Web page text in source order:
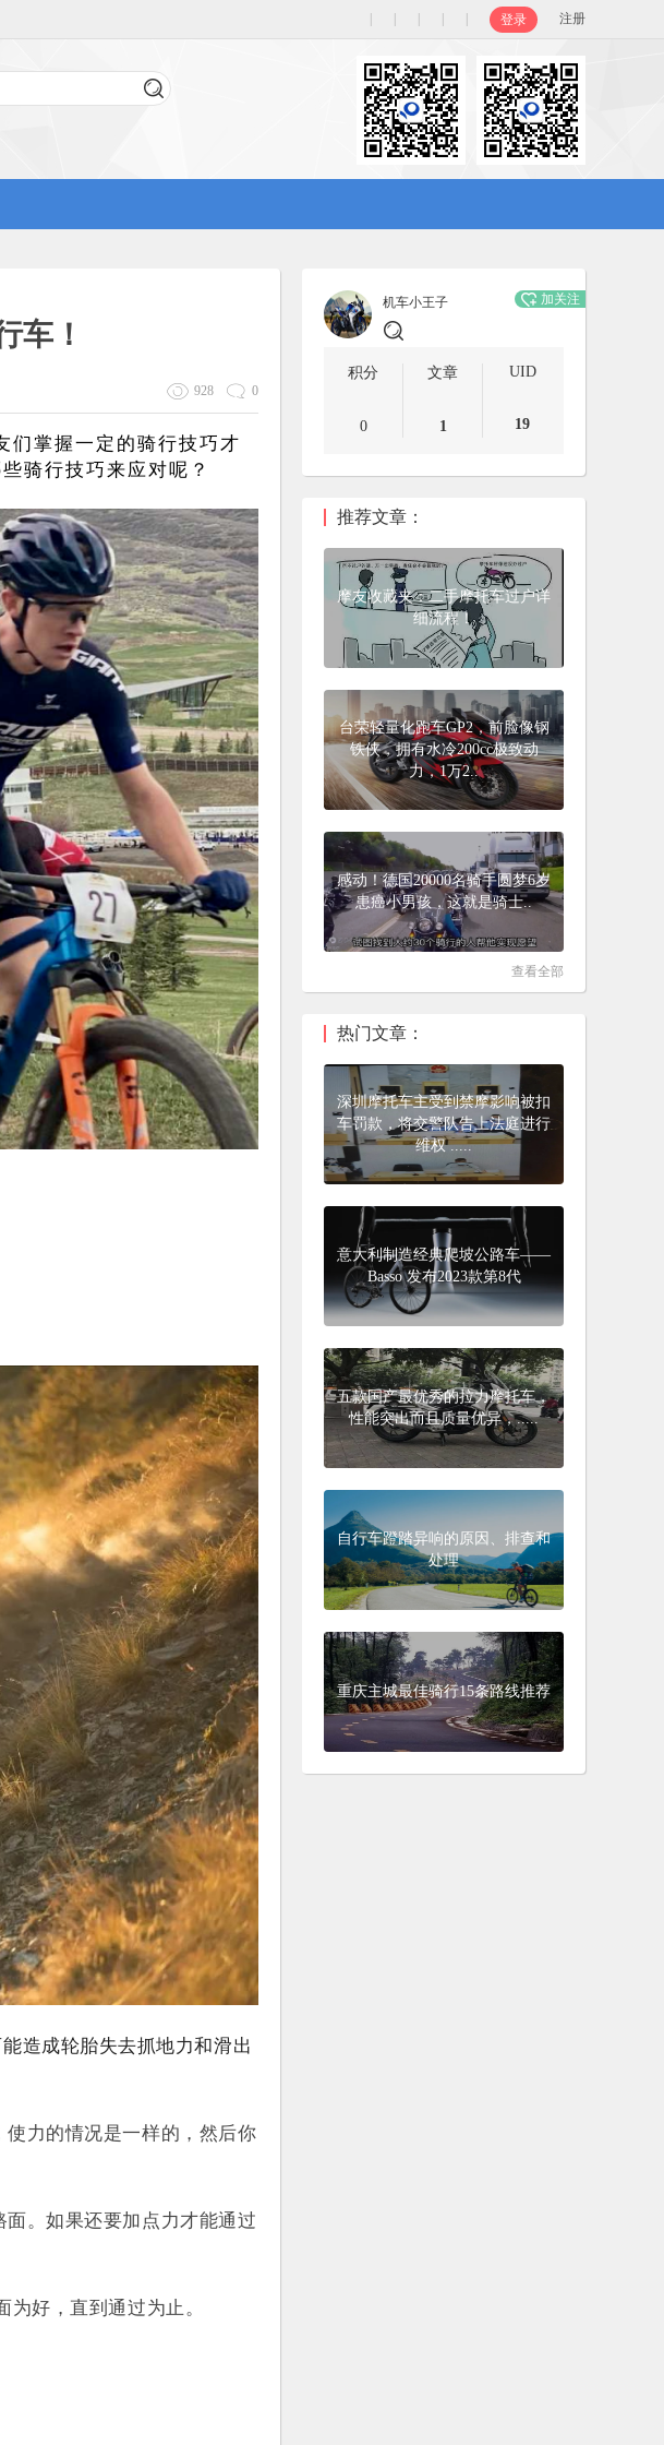
登录 注册
车！
928 0
们掌握一定的骑行技巧才
骑行技巧来应对呢？
造成轮胎失去抓地力和滑出
力的情况是一样的，然后你
面。如果还要加点力才能通过
好，直到通过为止。
机车小王子 加关注
积分
0
文章
1
UID
19
推荐文章：
摩友收藏夹：二手摩托车过户详
细流程！
台荣轻量化跑车GP2，前脸像钢
铁侠，拥有水冷200cc极致动
力，1万2..
感动！德国20000名骑手圆梦6岁
患癌小男孩，这就是骑士..
查看全部
热门文章：
深圳摩托车主受到禁摩影响被扣
车罚款，将交警队告上法庭进行
维权 .....
意大利制造经典爬坡公路车——
Basso 发布2023款第8代
五款国产最优秀的拉力摩托车，
性能突出而且质量优异，.....
自行车蹬踏异响的原因、排查和
处理
重庆主城最佳骑行15条路线推荐